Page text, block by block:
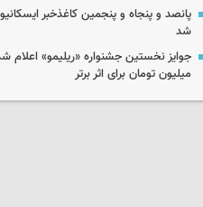
پانصد و پنجاه و پنجمین کاغذخبر
شد
میلیون تومان برای اثر برتر